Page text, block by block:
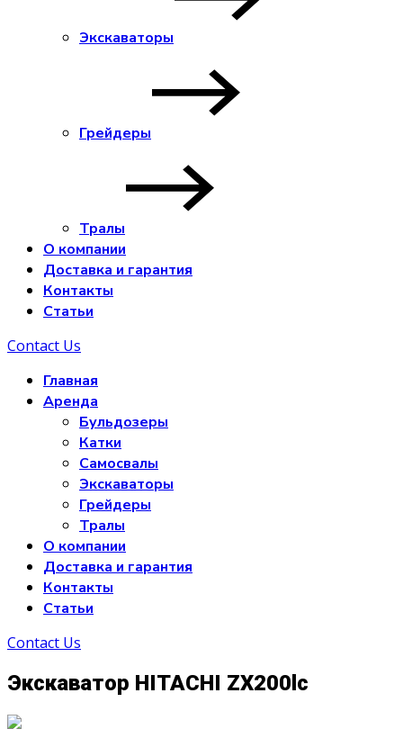
Экскаваторы
Грейдеры
Тралы
О компании
Доставка и гарантия
Контакты
Статьи
Contact Us
Главная
Аренда
Бульдозеры
Катки
Самосвалы
Экскаваторы
Грейдеры
Тралы
О компании
Доставка и гарантия
Контакты
Статьи
Contact Us
Экскаватор HITACHI ZX200lc